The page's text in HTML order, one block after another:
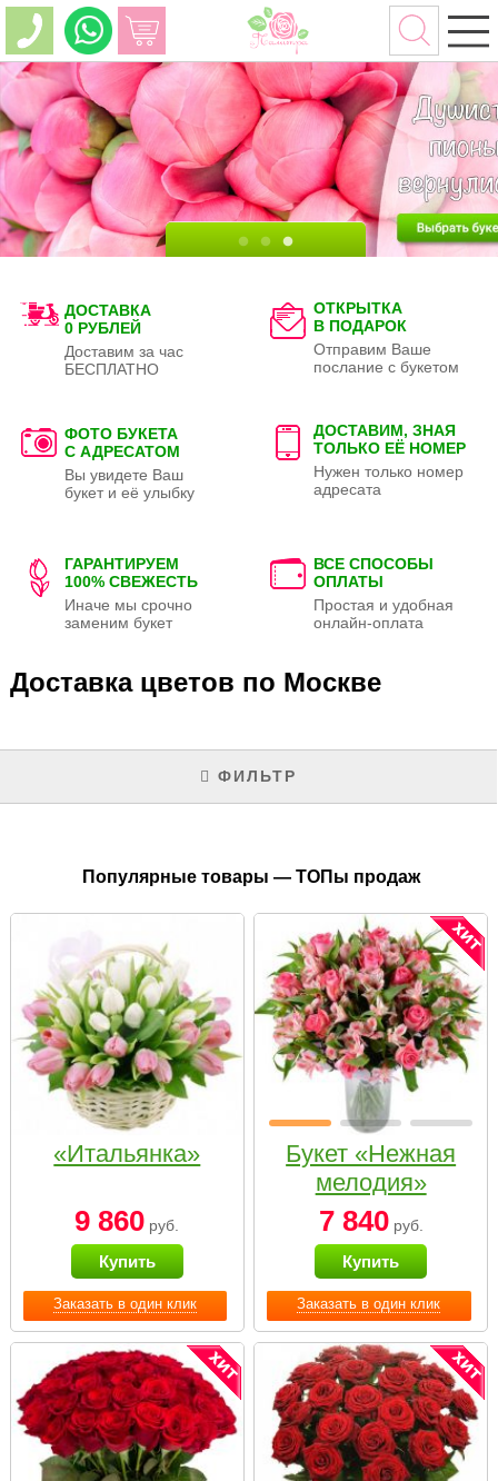
ДОСТАВКА
0 РУБЛЕЙ
Доставим за час
БЕСПЛАТНО
ОТКРЫТКА
В ПОДАРОК
Отправим Ваше
послание с букетом
ФОТО БУКЕТА
С АДРЕСАТОМ
Вы увидете Ваш
букет и её улыбку
ДОСТАВИМ, ЗНАЯ
ТОЛЬКО ЕЁ НОМЕР
Нужен только номер
адресата
ГАРАНТИРУЕМ
100% СВЕЖЕСТЬ
Иначе мы срочно
заменим букет
ВСЕ СПОСОБЫ
ОПЛАТЫ
Простая и удобная
онлайн-оплата
Доставка цветов по Москве
ФИЛЬТР
Популярные товары — ТОПы продаж
Заказать в один клик
«Итальянка»
9 860 руб.
Купить
Заказать в один клик
Букет «Нежная
мелодия»
7 840руб.
Купить